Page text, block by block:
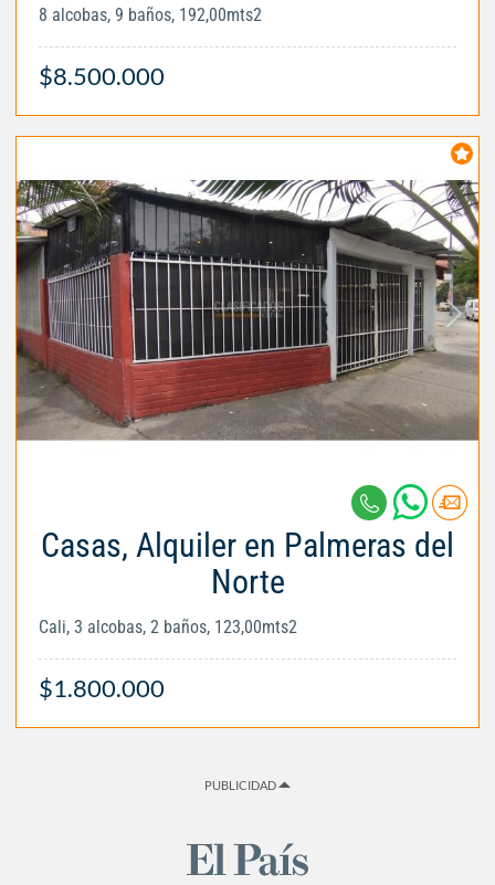
8 alcobas, 9 baños, 192,00mts2
$8.500.000
Casas, Alquiler en Palmeras del
Norte
Cali, 3 alcobas, 2 baños, 123,00mts2
$1.800.000
PUBLICIDAD